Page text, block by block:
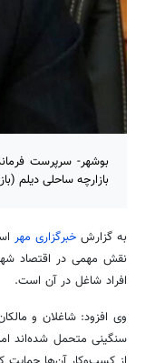
بوشهر- سرپرست
بازارچه ساحلی دیلم (بازارچه
به گزارش خبرگزاری مهر
افراد شاغل در آن است.
وی افزود: شاغلان و
سنگینی متحمل شده‌اند